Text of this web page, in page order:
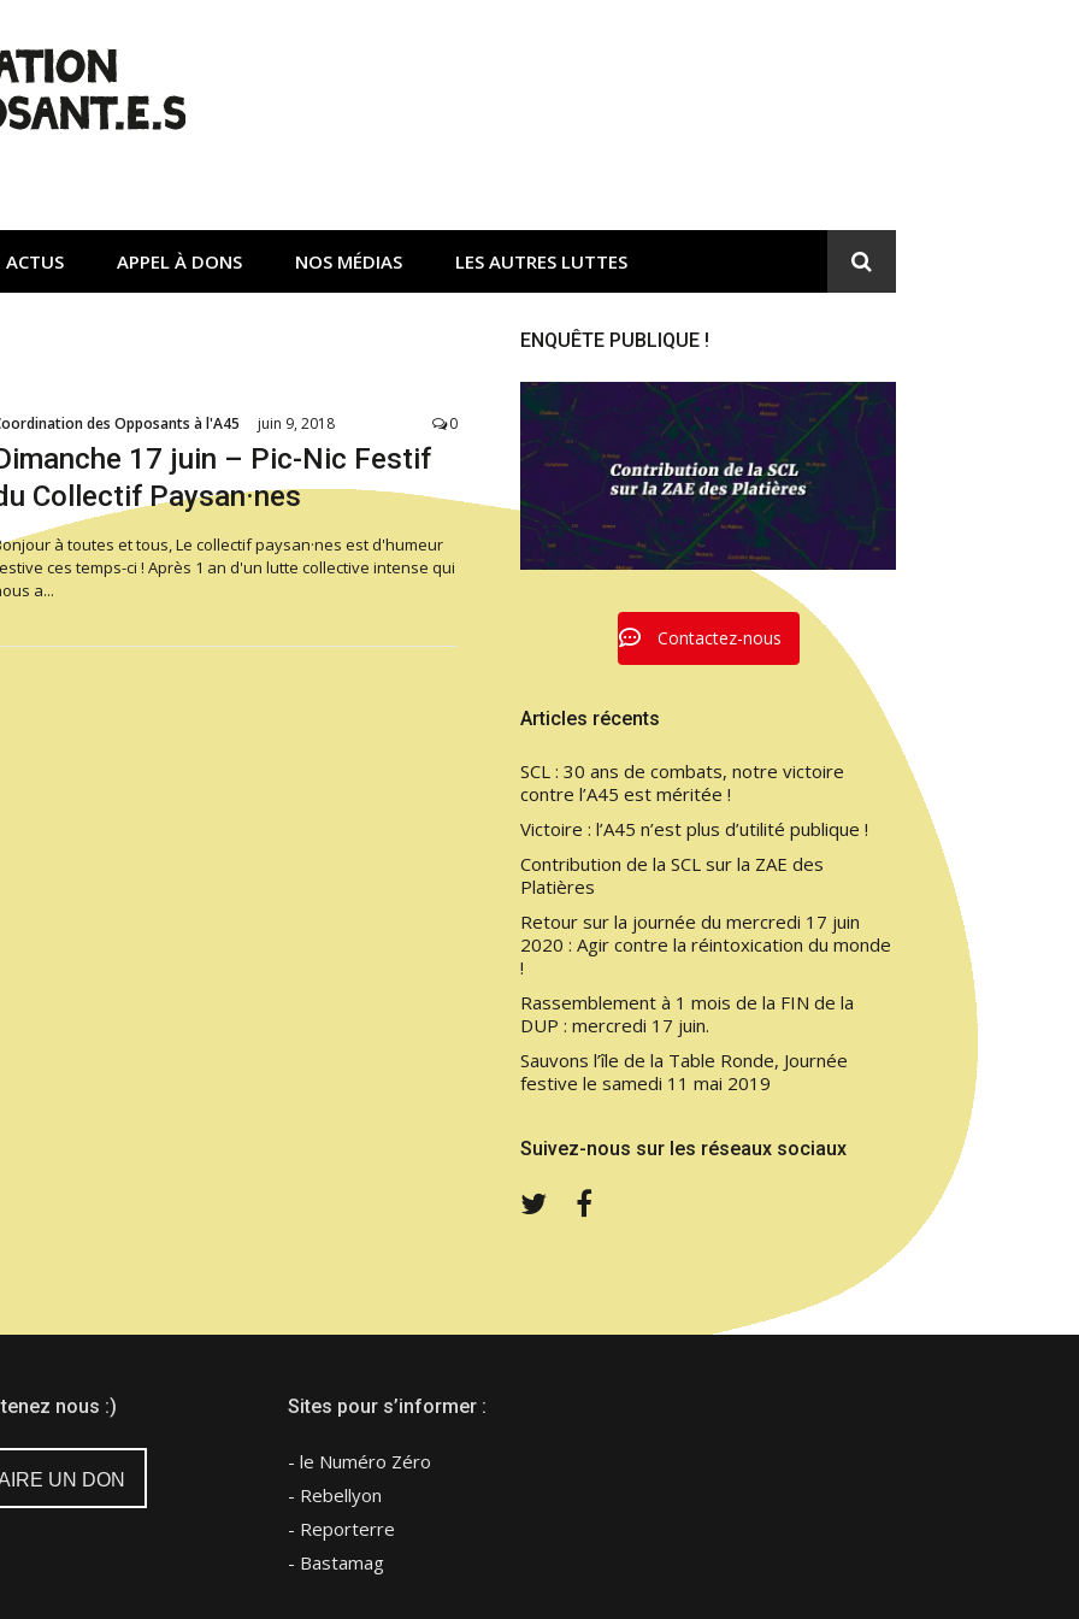
à l'A45
ACTUS APPEL À DONS NOS MÉDIAS LES AUTRES LUTTES
des Opposants à l'A45 juin 9, 2018 0
17 juin – Pic-Nic Festif
Collectif Paysan·nes
à toutes et tous, Le collectif paysan·nes est d'humeur
ces temps-ci ! Après 1 an d'un lutte collective intense qui
a...
ENQUÊTE PUBLIQUE !
Contactez-nous
Articles récents
SCL : 30 ans de combats, notre victoire
contre l’A45 est méritée !
Victoire : l’A45 n’est plus d’utilité publique !
Contribution de la SCL sur la ZAE des
Platières
Retour sur la journée du mercredi 17 juin
2020 : Agir contre la réintoxication du monde
!
Rassemblement à 1 mois de la FIN de la
DUP : mercredi 17 juin.
Sauvons l’île de la Table Ronde, Journée
festive le samedi 11 mai 2019
Suivez-nous sur les réseaux sociaux
Twitter
nous :)
UN DON
Sites pour s’informer :
- le Numéro Zéro
- Rebellyon
- Reporterre
- Bastamag